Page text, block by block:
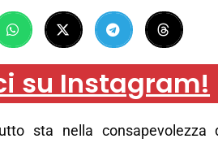
su Instagram!
sta nella consapevolezza